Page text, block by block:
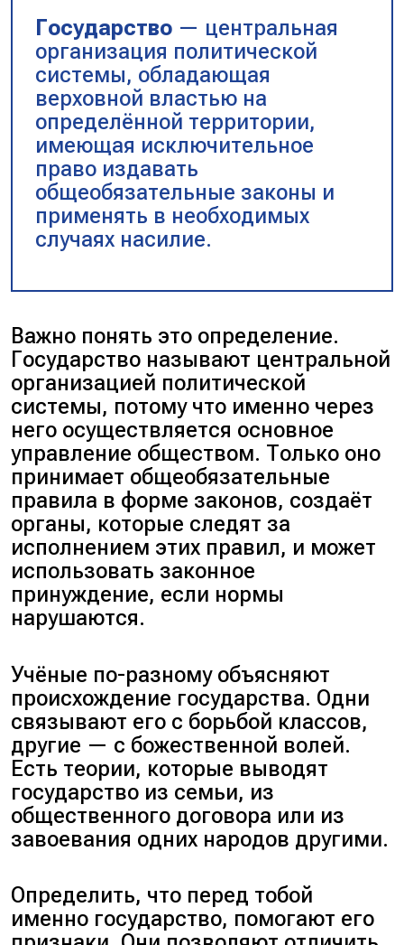
Государство — центральная
организация политической
системы, обладающая
верховной властью на
определённой территории,
имеющая исключительное
право издавать
общеобязательные законы и
применять в необходимых
случаях насилие.
Важно понять это определение.
Государство называют центральной
организацией политической
системы, потому что именно через
него осуществляется основное
управление обществом. Только оно
принимает общеобязательные
правила в форме законов, создаёт
органы, которые следят за
исполнением этих правил, и может
использовать законное
принуждение, если нормы
нарушаются.
Учёные по-разному объясняют
происхождение государства. Одни
связывают его с борьбой классов,
другие — с божественной волей.
Есть теории, которые выводят
государство из семьи, из
общественного договора или из
завоевания одних народов другими.
Определить, что перед тобой
именно государство, помогают его